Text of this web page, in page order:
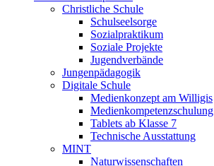
Christliche Schule
Schulseelsorge
Sozialpraktikum
Soziale Projekte
Jugendverbände
Jungenpädagogik
Digitale Schule
Medienkonzept am Willigis
Medienkompetenzschulung
Tablets ab Klasse 7
Technische Ausstattung
MINT
Naturwissenschaften